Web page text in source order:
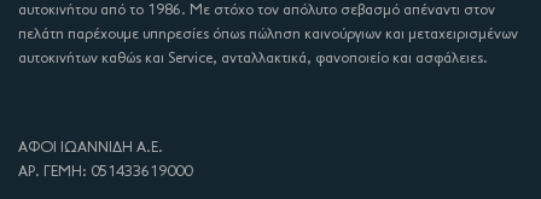
αυτοκινήτου από το 1986. Με στόχο τον απόλυτο σεβασμό απέναντι στον
πελάτη παρέχουμε υπηρεσίες όπως πώληση καινούργιων και μεταχειρισμένων
αυτοκινήτων καθώς και Service, ανταλλακτικά, φανοποιείο και ασφάλειες.
ΑΦΟΙ ΙΩΑΝΝΙΔΗ Α.Ε.
ΑΡ. ΓΕΜΗ: 051433619000